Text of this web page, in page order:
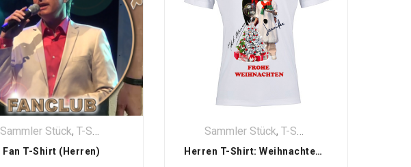
Sammler Stück,T-Shirt
Fan T-Shirt (Herren)
Sammler Stück,T-Shirt
Herren T-Shirt: Weihnachten mit Jennifer & Kurt Elsasser Motiv (Handsigniert)